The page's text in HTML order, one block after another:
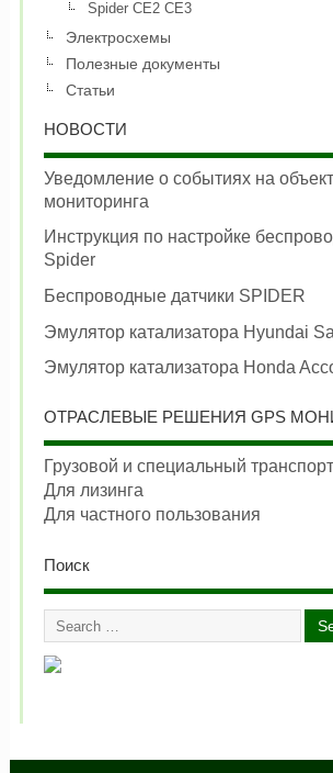
Spider CE2 CE3
Электросхемы
Полезные документы
Статьи
НОВОСТИ
Уведомление о событиях на
мониторинга
Инструкция по настройке
Spider
Беспроводные датчики SPIDER
Эмулятор катализатора Hyundai
Эмулятор катализатора Honda
ОТРАСЛЕВЫЕ РЕШЕНИЯ GPS
Грузовой и специальный транспорт
Для лизинга
Для частного пользования
Поиск